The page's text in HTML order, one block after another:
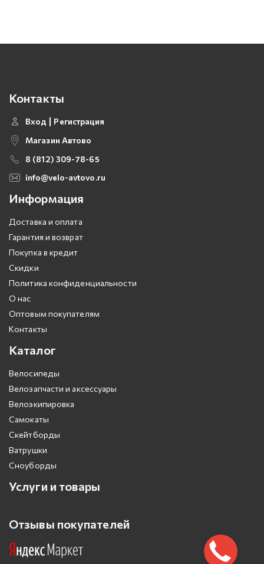
Контакты
Вход
Регистрация
Магазин Автово
8 (812) 309-78-65
info@velo-avtovo.ru
Информация
Доставка и оплата
Гарантия и возврат
Покупка в кредит
Скидки
Политика конфиденциальности
О нас
Оптовым покупателям
Контакты
Каталог
Велосипеды
Велозапчасти и аксессуары
Велоэкипировка
Самокаты
Скейтборды
Ватрушки
Сноуборды
Услуги и товары
Отзывы покупателей